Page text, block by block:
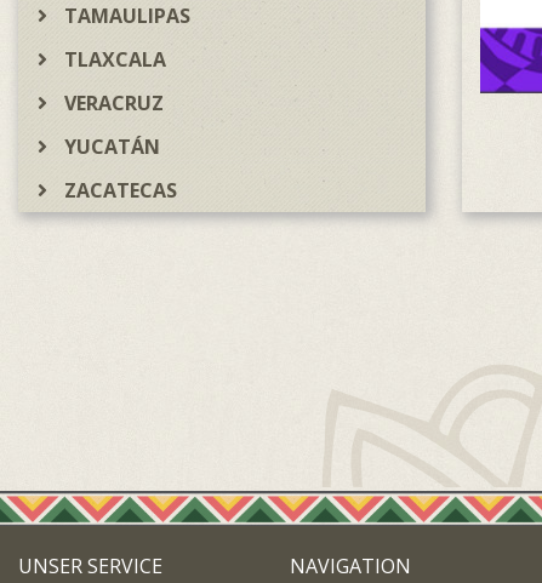
TAMAULIPAS
TLAXCALA
VERACRUZ
YUCATÁN
ZACATECAS
UNSER SERVICE NAVIGATION